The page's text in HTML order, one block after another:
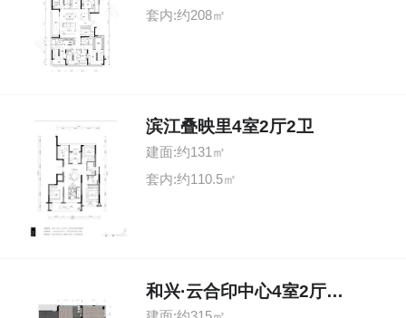
套内:约208㎡
滨江叠映里4室2厅2卫
建面:约131㎡
套内:约110.5㎡
和兴·云合印中心4室2厅4卫